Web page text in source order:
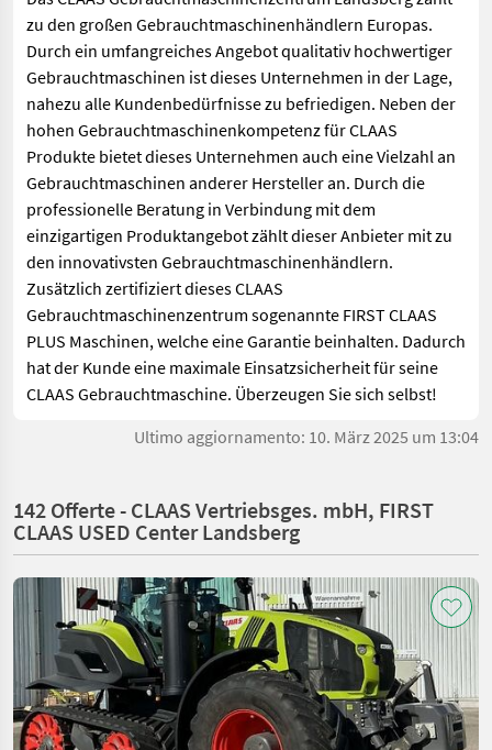
zu den großen Gebrauchtmaschinenhändlern Europas.
Durch ein umfangreiches Angebot qualitativ hochwertiger
Gebrauchtmaschinen ist dieses Unternehmen in der Lage,
nahezu alle Kundenbedürfnisse zu befriedigen. Neben der
hohen Gebrauchtmaschinenkompetenz für CLAAS
Produkte bietet dieses Unternehmen auch eine Vielzahl an
Gebrauchtmaschinen anderer Hersteller an. Durch die
professionelle Beratung in Verbindung mit dem
einzigartigen Produktangebot zählt dieser Anbieter mit zu
den innovativsten Gebrauchtmaschinenhändlern.
Zusätzlich zertifiziert dieses CLAAS
Gebrauchtmaschinenzentrum sogenannte FIRST CLAAS
PLUS Maschinen, welche eine Garantie beinhalten. Dadurch
hat der Kunde eine maximale Einsatzsicherheit für seine
CLAAS Gebrauchtmaschine. Überzeugen Sie sich selbst!
Ultimo aggiornamento: 10. März 2025 um 13:04
142 Offerte - CLAAS Vertriebsges. mbH, FIRST
CLAAS USED Center Landsberg